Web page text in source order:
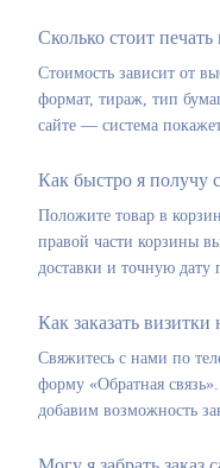
Сколько стоит
Стоимость зависит от
формат, тираж, тип
сайте — система
Как быстро я получу
Положите товар в
правой части корзины
доставки и точную дату
Как заказать визитки
Свяжитесь с нами по
форму «Обратная
добавим возможность